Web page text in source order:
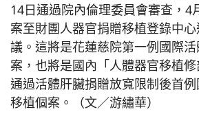
14日通過院內倫理委員會審查，4
案至財團人器官捐贈移植登錄中
議。這將是花蓮慈院第一例國際
案，也將是國內「人體器官移植修
通過活體肝臟捐贈放寬限制後首
移植個案。（文／游繡華）